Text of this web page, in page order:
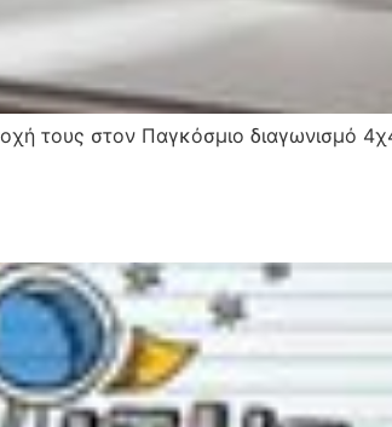
τους στον Παγκόσμιο διαγωνισμό